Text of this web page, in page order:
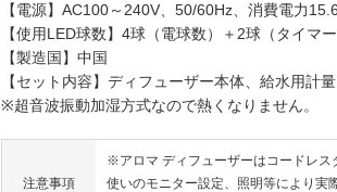
【電源】AC100～240V、50/60Hz、消費電力
【使用LED球数】4球（電球数）＋2球（タイマ
【製造国】中国
【セット内容】ディフューザー本体、給水用計
※超音波振動加湿方式なので熱くなりません。
注意事項
※アロマ ディフューザーはコードレ
使いのモニター設定、照明等により実